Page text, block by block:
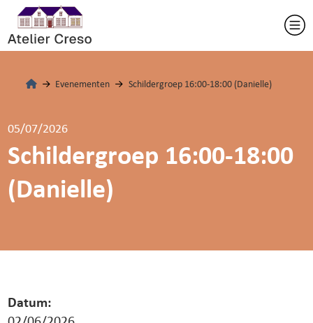
Evenementen Schildergroep 16:00-18:00 (Danielle)
05/07/2026
Schildergroep 16:00-18:00
(Danielle)
Datum: